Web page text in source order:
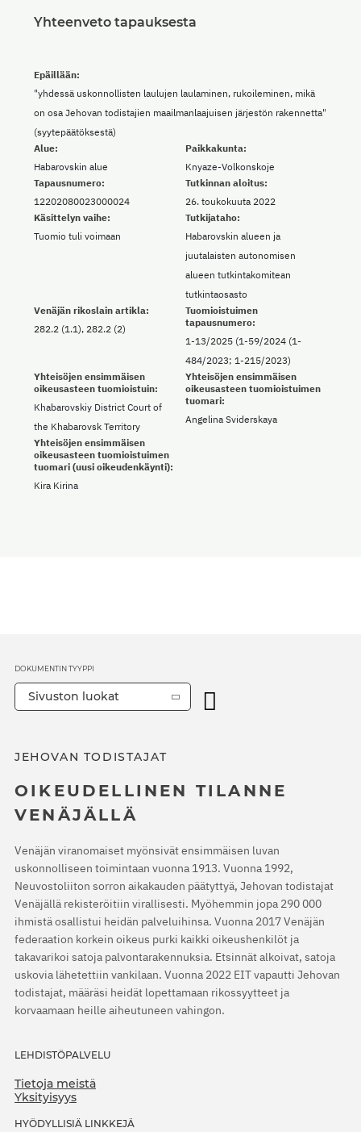
Yhteenveto tapauksesta
Alue:
Habarovskin alue
Paikkakunta:
Knyaze-Volkonskoje
Epäillään:
"yhdessä uskonnollisten laulujen laulaminen, rukoileminen, mikä
on osa Jehovan todistajien maailmanlaajuisen järjestön rakennetta"
(syytepäätöksestä)
Tapausnumero:
12202080023000024
Tutkinnan aloitus:
26. toukokuuta 2022
Käsittelyn vaihe:
Tuomio tuli voimaan
Tutkijataho:
Habarovskin alueen ja
juutalaisten autonomisen
alueen tutkintakomitean
tutkintaosasto
Venäjän rikoslain artikla:
282.2 (1.1), 282.2 (2)
Tuomioistuimen
tapausnumero:
1-13/2025 (1-59/2024 (1-
484/2023; 1-215/2023)
Yhteisöjen ensimmäisen
oikeusasteen tuomioistuin:
Khabarovskiy District Court of
the Khabarovsk Territory
Yhteisöjen ensimmäisen
oikeusasteen tuomioistuimen
tuomari:
Angelina Sviderskaya
Yhteisöjen ensimmäisen
oikeusasteen tuomioistuimen
tuomari (uusi oikeudenkäynti):
Kira Kirina
JEHOVAN TODISTAJAT
OIKEUDELLINEN TILANNE
VENÄJÄLLÄ
Venäjän viranomaiset myönsivät ensimmäisen luvan
uskonnolliseen toimintaan vuonna 1913. Vuonna 1992,
Neuvostoliiton sorron aikakauden päätyttyä, Jehovan todistajat
Venäjällä rekisteröitiin virallisesti. Myöhemmin jopa 290 000
ihmistä osallistui heidän palveluihinsa. Vuonna 2017 Venäjän
federaation korkein oikeus purki kaikki oikeushenkilöt ja
takavarikoi satoja palvontarakennuksia. Etsinnät alkoivat, satoja
uskovia lähetettiin vankilaan. Vuonna 2022 EIT vapautti Jehovan
todistajat, määräsi heidät lopettamaan rikossyytteet ja
korvaamaan heille aiheutuneen vahingon.
LEHDISTÖPALVELU
Tietoja meistä
Yksityisyys
HYÖDYLLISIÄ LINKKEJÄ
DOKUMENTIN TYYPPI
Sivuston luokat